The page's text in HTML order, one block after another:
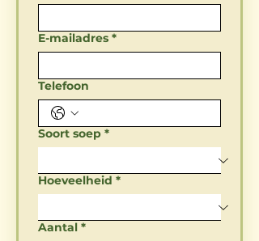
E-mailadres *
Telefoon
Soort soep *
Hoeveelheid *
Aantal *